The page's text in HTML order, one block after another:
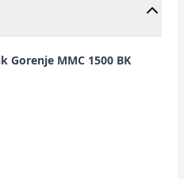
Gorenje MMC 1500 BK